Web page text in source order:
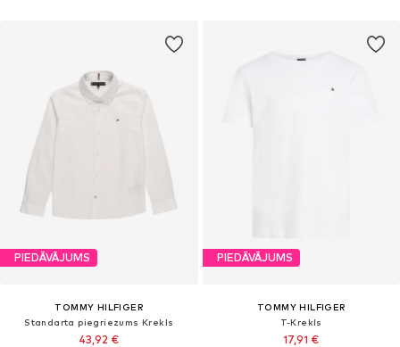
PIEDĀVĀJUMS
TOMMY HILFIGER
Standarta piegriezums Krekls
43,92 €
PIEDĀVĀJUMS
TOMMY HILFIGER
T-Krekls
17,91 €